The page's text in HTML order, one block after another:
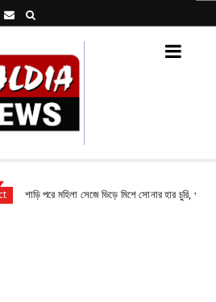
পরে মহিলা সেজে ভিড়ে মিশে সোনার হার চুরি, পুলিশের